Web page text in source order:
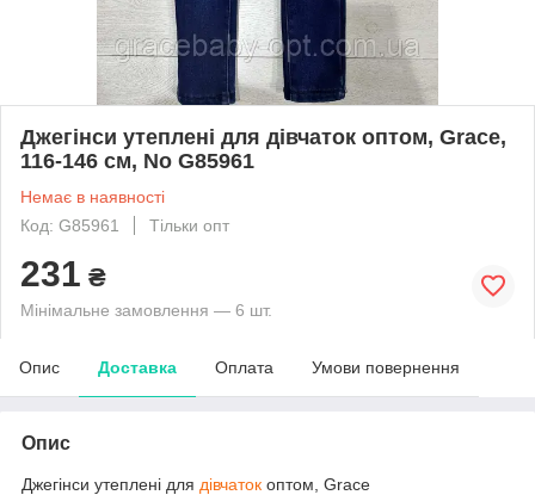
Джегінси утеплені для дівчаток оптом, Grace,
116-146 см, No G85961
Немає в наявності
Код: G85961
Тільки опт
231 ₴
Мінімальне замовлення — 6 шт.
Опис Доставка Оплата Умови повернення
Опис
Джегінси утеплені для дівчаток оптом, Grace